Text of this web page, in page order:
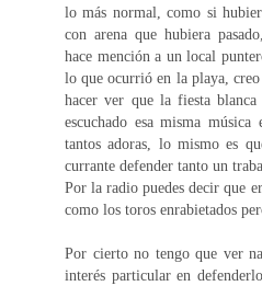
lo más normal, como si
con arena que hubiera
hace mención a un local
lo que ocurrió en la playa,
hacer ver que la fiesta
escuchado esa misma
tantos adoras, lo mismo es
currante defender tanto un
Por la radio puedes decir que
como los toros enrabietados
Por cierto no tengo que ver
interés particular en